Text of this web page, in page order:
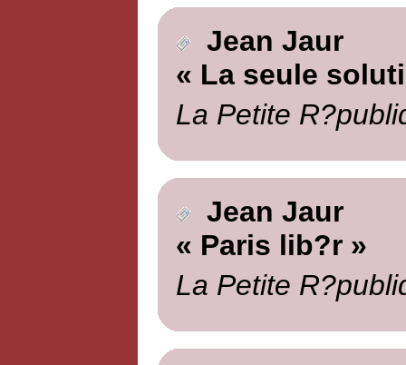
Jean Jaur
« La seule
La Petite
Jean Jaur
« Paris lib?r »
La Petite